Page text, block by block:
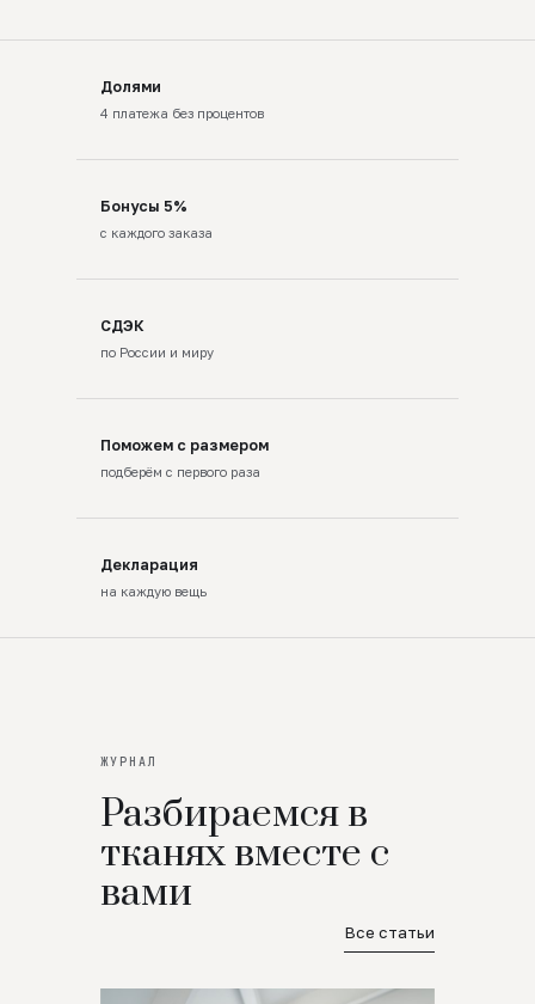
Долями
4 платежа без процентов
Бонусы 5%
с каждого заказа
СДЭК
по России и миру
Поможем с размером
подберём с первого раза
Декларация
на каждую вещь
ЖУРНАЛ
Разбираемся в
тканях вместе с
вами
Все статьи